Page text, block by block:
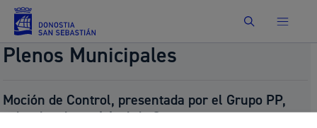
Buscar
Plenos Municipales
Moción de Control, presentada por el Grupo PP,
sobre local municipal de Gros.